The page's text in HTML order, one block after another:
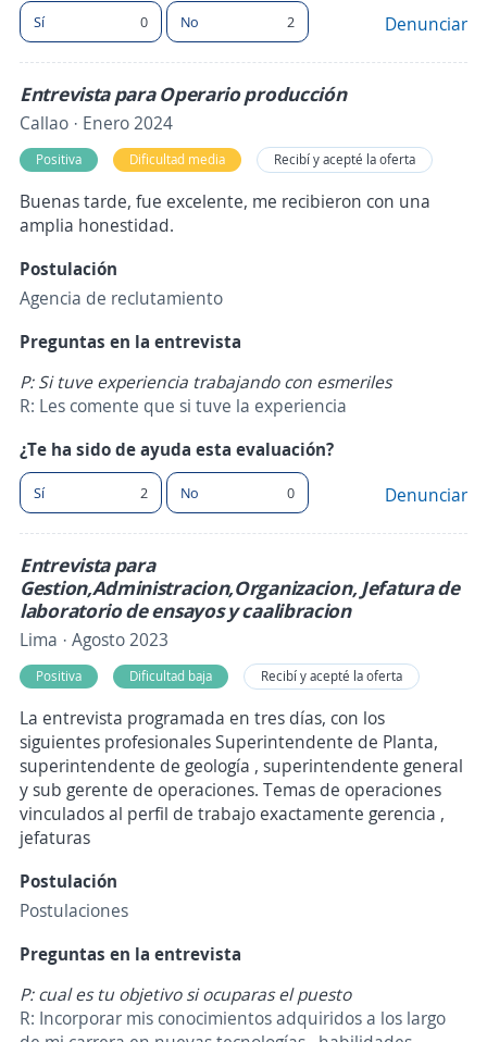
Sí 0 No 2 Denunciar
Entrevista para Operario producción
Callao · Enero 2024
Positiva Dificultad media Recibí y acepté la oferta
Buenas tarde, fue excelente, me recibieron con una
amplia honestidad.
Postulación
Agencia de reclutamiento
Preguntas en la entrevista
P: Si tuve experiencia trabajando con esmeriles
R: Les comente que si tuve la experiencia
¿Te ha sido de ayuda esta evaluación?
Sí 2 No 0 Denunciar
Entrevista para
Gestion,Administracion,Organizacion, Jefatura de
laboratorio de ensayos y caalibracion
Lima · Agosto 2023
Positiva Dificultad baja Recibí y acepté la oferta
La entrevista programada en tres días, con los
siguientes profesionales Superintendente de Planta,
superintendente de geología , superintendente general
y sub gerente de operaciones. Temas de operaciones
vinculados al perfil de trabajo exactamente gerencia ,
jefaturas
Postulación
Postulaciones
Preguntas en la entrevista
P: cual es tu objetivo si ocuparas el puesto
R: Incorporar mis conocimientos adquiridos a los largo